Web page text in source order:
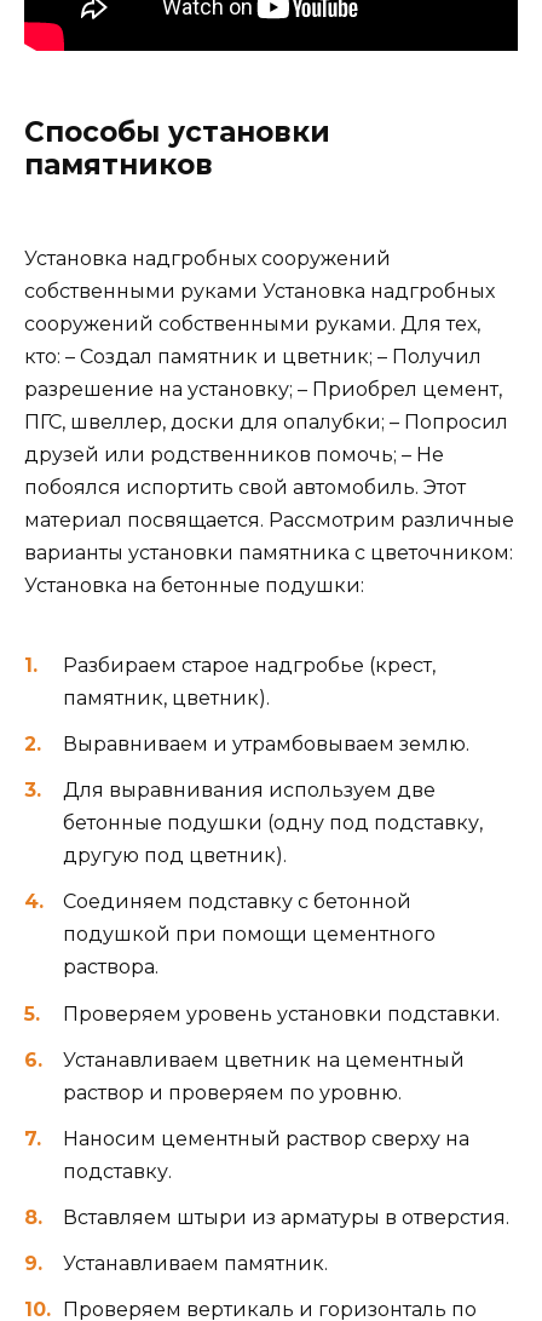
Способы установки
памятников
Установка надгробных сооружений
собственными руками Установка надгробных
сооружений собственными руками. Для тех,
кто: – Создал памятник и цветник; – Получил
разрешение на установку; – Приобрел цемент,
ПГС, швеллер, доски для опалубки; – Попросил
друзей или родственников помочь; – Не
побоялся испортить свой автомобиль. Этот
материал посвящается. Рассмотрим различные
варианты установки памятника с цветочником:
Установка на бетонные подушки:
Разбираем старое надгробье (крест,
памятник, цветник).
Выравниваем и утрамбовываем землю.
Для выравнивания используем две
бетонные подушки (одну под подставку,
другую под цветник).
Соединяем подставку с бетонной
подушкой при помощи цементного
раствора.
Проверяем уровень установки подставки.
Устанавливаем цветник на цементный
раствор и проверяем по уровню.
Наносим цементный раствор сверху на
подставку.
Вставляем штыри из арматуры в отверстия.
Устанавливаем памятник.
Проверяем вертикаль и горизонталь по